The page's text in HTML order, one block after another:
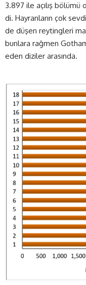
3.897 ile açılış
di. Hayranların çok
de düşen reytingleri
bunlara rağmen
eden diziler arasında.